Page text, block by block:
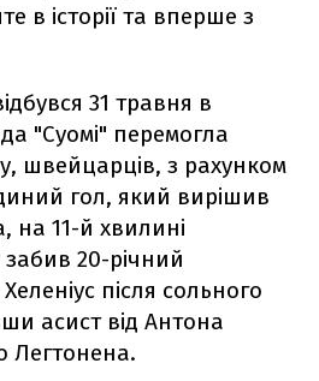
в історії та вперше з
31 травня в
"Суомі" перемогла
швейцарців, з рахунком
гол, який вирішив
на 11-й хвилині
20-річний
після сольного
асист від Антона
Легтонена.